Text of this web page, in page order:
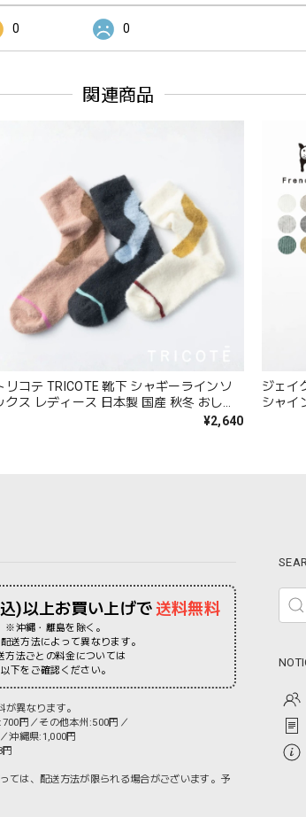
0 0
関連商品
リコテ TRICOTE 靴下 シャギーラインソ
クス レディース 日本製 国産 秋冬 おしゃ
れ 薄手 ブランド かわいい ギフト プレゼン
¥2,640
ジェイ
シャイ
産 リ
)以上お買い上げで送料無料
※沖縄・離島を除く。
送方法によって異なります。
方法ごとの料金については
以下をご確認ください。
異なります。
円／その他本州:500円／
沖縄県:1,000円
ては、配送方法が限られる場合がございます。予